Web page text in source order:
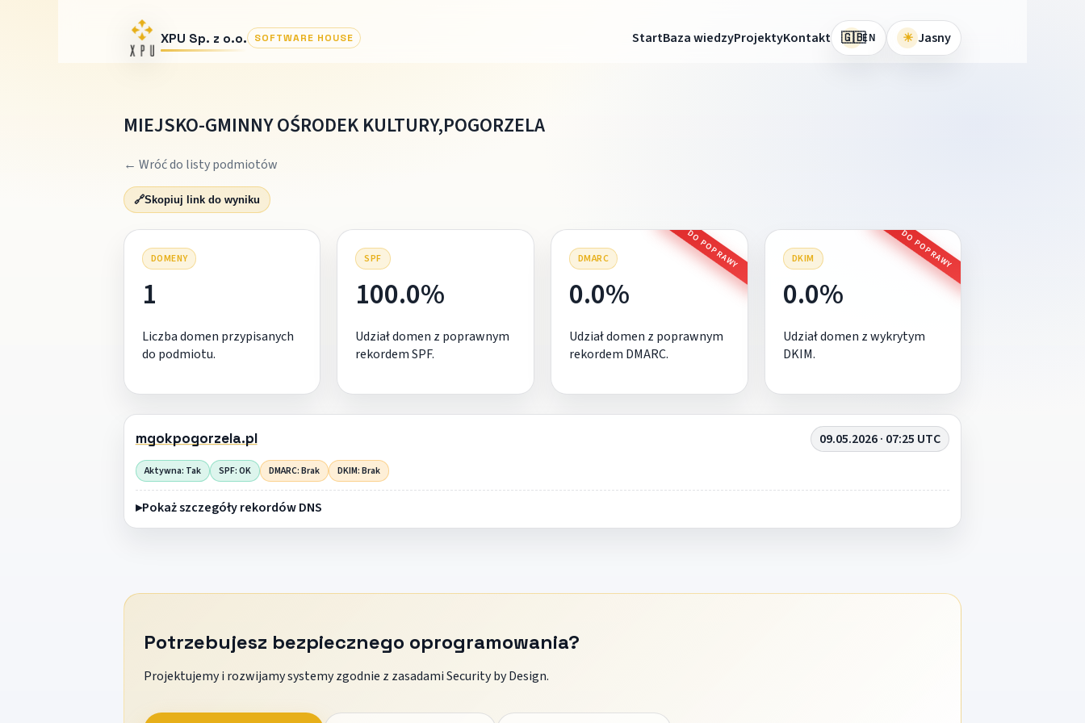
XPU Sp. z o.o. SOFTWARE HOUSE StartBaza wiedzyProjektyKontakt 🇬🇧EN ☀ Jasny
MIEJSKO-GMINNY OŚRODEK KULTURY,POGORZELA
← Wróć do listy podmiotów
🔗Skopiuj link do wyniku
DOMENY
1
Liczba domen przypisanych
do podmiotu.
SPF
100.0%
Udział domen z poprawnym
rekordem SPF.
DMARC DO POPRAWY
0.0%
Udział domen z poprawnym
rekordem DMARC.
DKIM DO POPRAWY
0.0%
Udział domen z wykrytym
DKIM.
mgokpogorzela.pl 09.05.2026 · 07:25 UTC
Aktywna: Tak SPF: OK DMARC: Brak DKIM: Brak
Pokaż szczegóły rekordów DNS
Potrzebujesz bezpiecznego oprogramowania?
Projektujemy i rozwijamy systemy zgodnie z zasadami Security by Design.